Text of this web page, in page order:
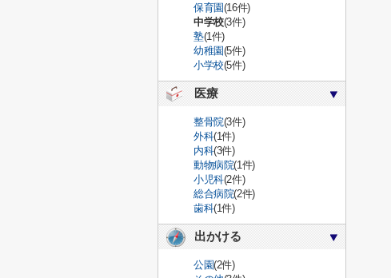
保育園(16件)
中学校(3件)
塾(1件)
幼稚園(5件)
小学校(5件)
医療
整骨院(3件)
外科(1件)
内科(3件)
動物病院(1件)
小児科(2件)
総合病院(2件)
歯科(1件)
出かける
公園(2件)